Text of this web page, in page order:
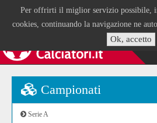
Per offrirti il miglior servizio possibile,
cookies, continuando la navigazione ne
Ok, accetto
Campionati
Serie A